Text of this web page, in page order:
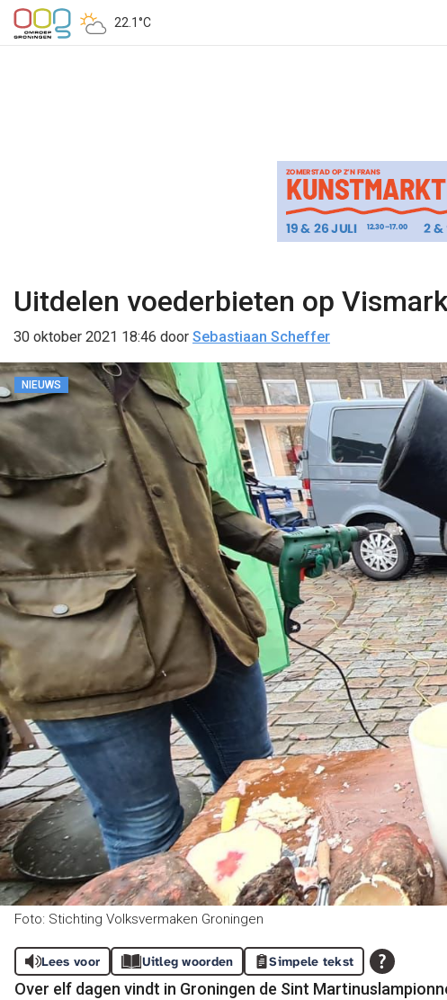
22.1°C
Uitdelen voederbieten op
30 oktober 2021 18:46 door Sebastiaan Scheffer
NIEUWS
Foto: Stichting Volksvermaken Groningen
Lees voor Uitleg woorden Simpele tekst
Over elf dagen vindt in Groningen de Sint